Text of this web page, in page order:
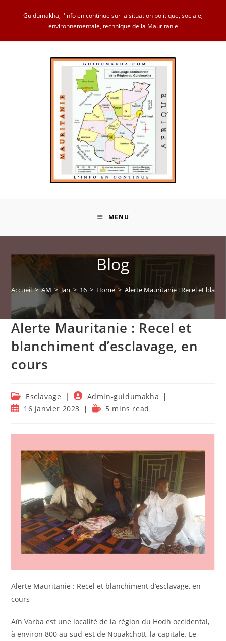
Guidumakha, l'info en continue sur la situation politique, sociale,
environnementale, technique de la Mauritanie
MENU
Blog
Accueil > AM > Jan > 16 > Home > Alerte Mauritanie : Recel et
Alerte Mauritanie : Recel et
blanchiment d’esclavage, en
cours
Post
category:
Esclavage
Auteur/autrice
de
Admin-guidumakha
Publication
16 janvier 2023
Temps5 mins read
Alerte Mauritanie : Recel et blanchiment d’esclavage, en
cours
Aïn Varba est une localité de la région du Hodh occidental,
à environ 800 au sud-est de Nouakchott, la capitale. Le